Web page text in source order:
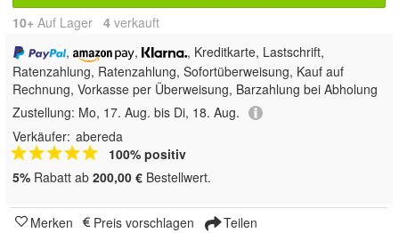
10+ Auf Lager 4 verkauft
,
,
, Kreditkarte, Lastschrift,
Ratenzahlung, Ratenzahlung, Sofortüberweisung, Kauf auf
Rechnung, Vorkasse per Überweisung, Barzahlung bei Abholung
Zustellung: Mo, 17. Aug. bis Di, 18. Aug.
Verkäufer: abereda
100% positiv
5% Rabatt ab 200,00 € Bestellwert.
Merken Preis vorschlagen Teilen